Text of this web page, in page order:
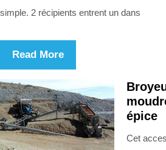
simple. 2 récipients entrent un dans
Read More
épice
Cet